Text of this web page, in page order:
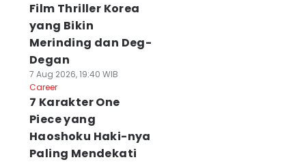
Film Thriller Korea
yang Bikin
Merinding dan Deg-
Degan
7 Aug 2026, 19:40 WIB
Career
7 Karakter One
Piece yang
Haoshoku Haki-nya
Paling Mendekati